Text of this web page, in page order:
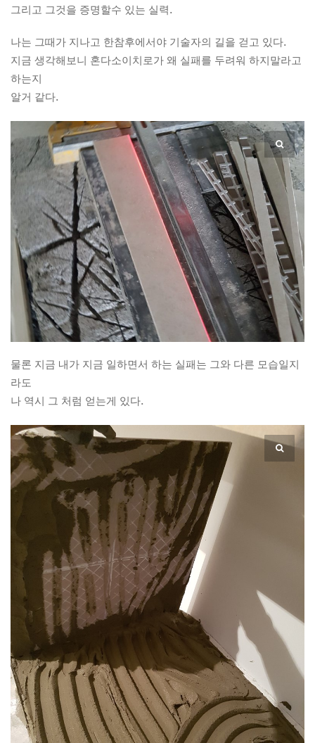
그리고 그것을 증명할수 있는 실력.
나는 그때가 지나고 한참후에서야 기술자의 길을 걷고 있다.
지금 생각해보니 혼다소이치로가 왜 실패를 두려워 하지말라고
하는지
알거 같다.
물론 지금 내가 지금 일하면서 하는 실패는 그와 다른 모습일지
라도
나 역시 그 처럼 얻는게 있다.